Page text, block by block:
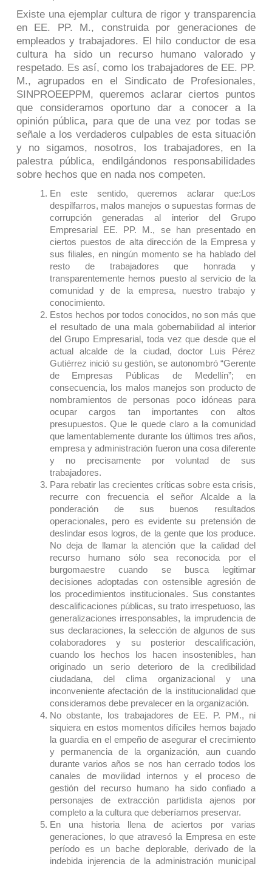
Existe una ejemplar cultura de rigor y transparencia
en EE. PP. M., construida por generaciones de
empleados y trabajadores. El hilo conductor de esa
cultura ha sido un recurso humano valorado y
respetado. Es así, como los trabajadores de EE. PP.
M., agrupados en el Sindicato de Profesionales,
SINPROEEPPM, queremos aclarar ciertos puntos
que consideramos oportuno dar a conocer a la
opinión pública, para que de una vez por todas se
señale a los verdaderos culpables de esta situación
y no sigamos, nosotros, los trabajadores, en la
palestra pública, endilgándonos responsabilidades
sobre hechos que en nada nos competen.
En este sentido, queremos aclarar que:Los
despilfarros, malos manejos o supuestas formas de
corrupción generadas al interior del Grupo
Empresarial EE. PP. M., se han presentado en
ciertos puestos de alta dirección de la Empresa y
sus filiales, en ningún momento se ha hablado del
resto de trabajadores que honrada y
transparentemente hemos puesto al servicio de la
comunidad y de la empresa, nuestro trabajo y
conocimiento.
Estos hechos por todos conocidos, no son más que
el resultado de una mala gobernabilidad al interior
del Grupo Empresarial, toda vez que desde que el
actual alcalde de la ciudad, doctor Luis Pérez
Gutiérrez inició su gestión, se autonombró “Gerente
de Empresas Públicas de Medellín”; en
consecuencia, los malos manejos son producto de
nombramientos de personas poco idóneas para
ocupar cargos tan importantes con altos
presupuestos. Que le quede claro a la comunidad
que lamentablemente durante los últimos tres años,
empresa y administración fueron una cosa diferente
y no precisamente por voluntad de sus
trabajadores.
Para rebatir las crecientes críticas sobre esta crisis,
recurre con frecuencia el señor Alcalde a la
ponderación de sus buenos resultados
operacionales, pero es evidente su pretensión de
deslindar esos logros, de la gente que los produce.
No deja de llamar la atención que la calidad del
recurso humano sólo sea reconocida por el
burgomaestre cuando se busca legitimar
decisiones adoptadas con ostensible agresión de
los procedimientos institucionales. Sus constantes
descalificaciones públicas, su trato irrespetuoso, las
generalizaciones irresponsables, la imprudencia de
sus declaraciones, la selección de algunos de sus
colaboradores y su posterior descalificación,
cuando los hechos los hacen insostenibles, han
originado un serio deterioro de la credibilidad
ciudadana, del clima organizacional y una
inconveniente afectación de la institucionalidad que
consideramos debe prevalecer en la organización.
No obstante, los trabajadores de EE. P. PM., ni
siquiera en estos momentos difíciles hemos bajado
la guardia en el empeño de asegurar el crecimiento
y permanencia de la organización, aun cuando
durante varios años se nos han cerrado todos los
canales de movilidad internos y el proceso de
gestión del recurso humano ha sido confiado a
personajes de extracción partidista ajenos por
completo a la cultura que deberíamos preservar.
En una historia llena de aciertos por varias
generaciones, lo que atravesó la Empresa en este
período es un bache deplorable, derivado de la
indebida injerencia de la administración municipal